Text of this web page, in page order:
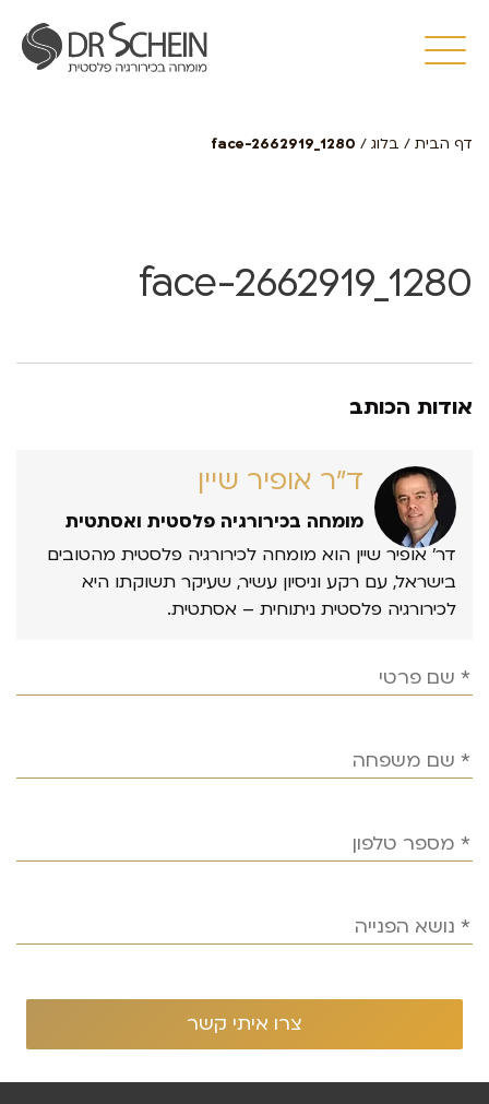
דף הבית / בלוג /
face-2662919_1280
face-2662919_1280
אודות הכותב
ד״ר אופיר שיין
מומחה בכירורגיה פלסטית ואסתטית
דר’ אופיר שיין הוא מומחה לכירורגיה פלסטית מהטובים
בישראל, עם רקע וניסיון עשיר, שעיקר תשוקתו היא
לכירורגיה פלסטית ניתוחית – אסתטית.